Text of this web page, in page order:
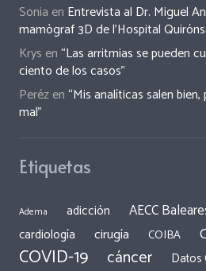
Sonia en Entrevista al Dr. Miguel
mamògraf 3D de l’Hospital
Krys en“Las arritmias se pueden
ciento de los casos”
Perézen“Mis analíticas salen
mal”
Etiquetas
Adema adicción AECC
cardiología cirugía COIBA
COVID-19 cáncer Datos